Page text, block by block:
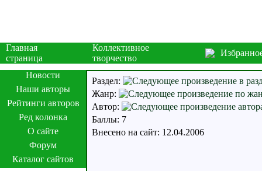
Главная
страница
Коллективное
творчество
Новости
Наши авторы
Рейтинги авторов
Ред колонка
О сайте
Форум
Каталог сайтов
Раздел:
Жанр:
Автор:
Баллы: 7
Внесено на сайт: 12.04.2006